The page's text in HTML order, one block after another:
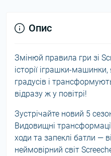
Опис
Змінюй правила гри зі
історії іграшки-
градусів і
відразу ж у повітрі!
Зустрічайте новий 5
Видовищні
ходи та запеклі батли —
неймовірний світ